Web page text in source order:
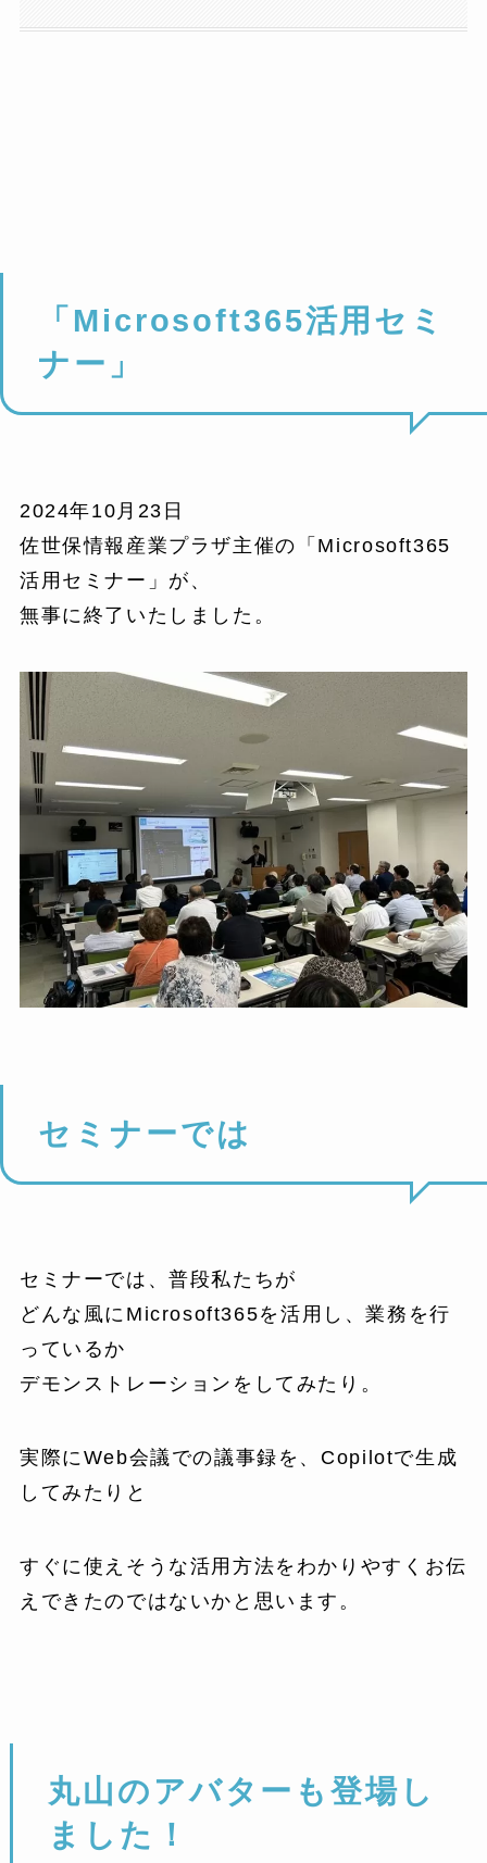
「Microsoft365活用セミ
ナー」
2024年10月23日
佐世保情報産業プラザ主催の「Microsoft365
活用セミナー」が、
無事に終了いたしました。
セミナーでは
セミナーでは、普段私たちが
どんな風にMicrosoft365を活用し、業務を行
っているか
デモンストレーションをしてみたり。
実際にWeb会議での議事録を、Copilotで生成
してみたりと
すぐに使えそうな活用方法をわかりやすくお伝
えできたのではないかと思います。
丸山のアバターも登場し
ました！